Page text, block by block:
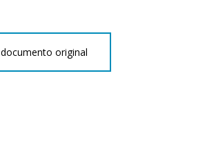
original